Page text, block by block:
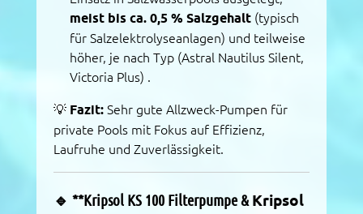
meist bis ca. 0,5 % Salzgehalt (typisch
für Salzelektrolyseanlagen) und teilweise
höher, je nach Typ (Astral Nautilus Silent,
Victoria Plus) .
💡 Fazit: Sehr gute Allzweck-Pumpen für
private Pools mit Fokus auf Effizienz,
Laufruhe und Zuverlässigkeit.
🔹 **Kripsol KS 100 Filterpumpe& Kripsol